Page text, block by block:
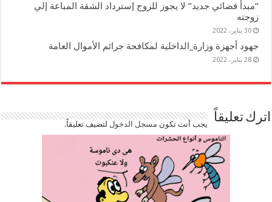
“مبدأ قضائي جديد” لا يجوز للزوج إسترداد الشقة المباعة إلي
زوجته
30 يناير، 2022
جهود أجهزة وزارة_الداخلية لمكافحة جرائم الأموال العامة
28 يناير، 2022
اترك تعليقاً يجب أنت تكون مسجل الدخوللتضيف تعليقاً.